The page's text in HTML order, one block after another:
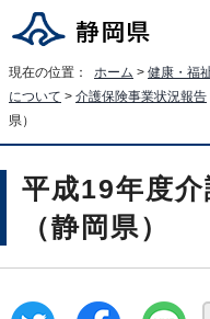
現在の位置： ホーム > 健康・福
について > 介護保険事業状況報告
県）
平成19年度
（静岡県）